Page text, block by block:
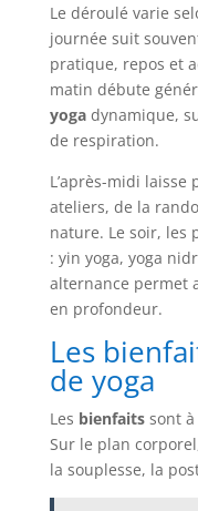
Le déroulé varie
journée suit
pratique, repos et
matin débute
yogadynamique,
de respiration.
L’après-midi laisse
ateliers, de la
nature. Le soir, les
: yin yoga, yoga
alternance permet
en profondeur.
Les
de yoga
Les bienfaitssont à
Sur le plan
la souplesse, la